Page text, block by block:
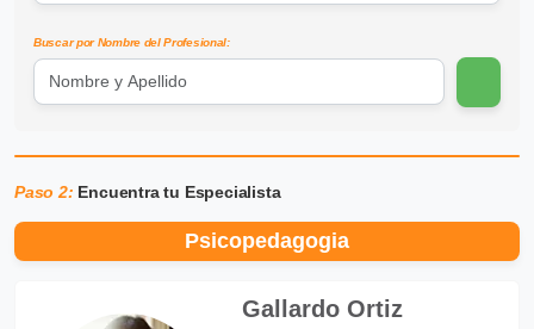
Buscar por Nombre del Profesional:
Paso 2: Encuentra tu Especialista
Psicopedagogia
Gallardo Ortiz